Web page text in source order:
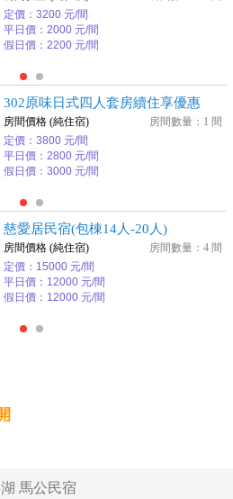
定價：3200 元/間
平日價：2000 元/間
假日價：2200 元/間
302原味日式四人套房續住享優惠
房間數量：1 間
房間價格 (純住宿)
定價：3800 元/間
平日價：2800 元/間
假日價：3000 元/間
慈愛居民宿(包棟14人-20人)
房間數量：4 間
房間價格 (純住宿)
定價：15000 元/間
平日價：12000 元/間
假日價：12000 元/間
馬公民宿